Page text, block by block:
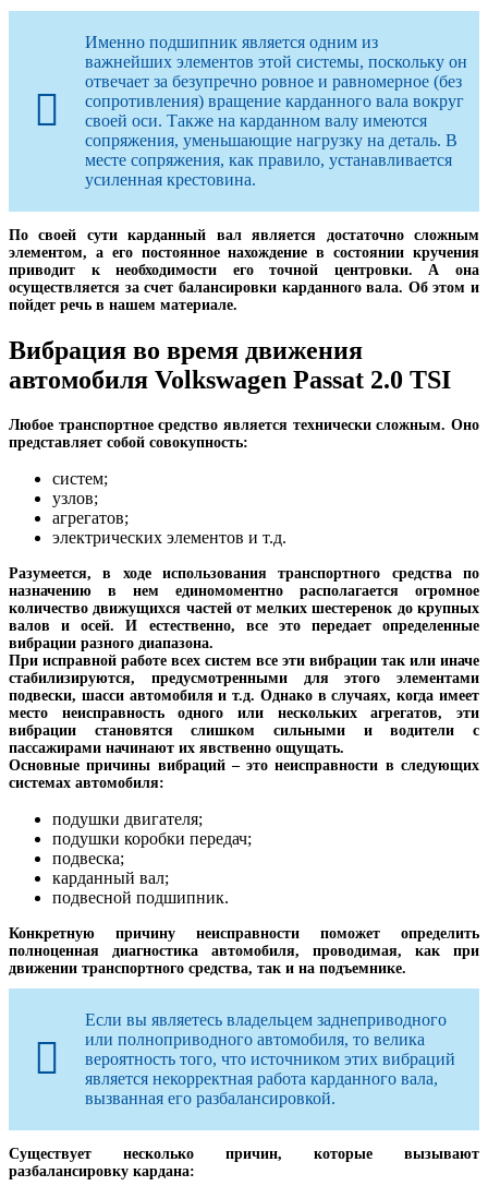
Именно подшипник является одним из
важнейших элементов этой системы, поскольку он
отвечает за безупречно ровное и равномерное (без
сопротивления) вращение карданного вала вокруг
своей оси. Также на карданном валу имеются
сопряжения, уменьшающие нагрузку на деталь. В
месте сопряжения, как правило, устанавливается
усиленная крестовина.
По своей сути карданный вал является достаточно сложным
элементом, а его постоянное нахождение в состоянии кручения
приводит к необходимости его точной центровки. А она
осуществляется за счет балансировки карданного вала. Об этом и
пойдет речь в нашем материале.
Вибрация во время движения
автомобиля Volkswagen Passat 2.0 TSI
Любое транспортное средство является технически сложным. Оно
представляет собой совокупность:
систем;
узлов;
агрегатов;
электрических элементов и т.д.
Разумеется, в ходе использования транспортного средства по
назначению в нем единомоментно располагается огромное
количество движущихся частей от мелких шестеренок до крупных
валов и осей. И естественно, все это передает определенные
вибрации разного диапазона.
При исправной работе всех систем все эти вибрации так или иначе
стабилизируются, предусмотренными для этого элементами
подвески, шасси автомобиля и т.д. Однако в случаях, когда имеет
место неисправность одного или нескольких агрегатов, эти
вибрации становятся слишком сильными и водители с
пассажирами начинают их явственно ощущать.
Основные причины вибраций – это неисправности в следующих
системах автомобиля:
подушки двигателя;
подушки коробки передач;
подвеска;
карданный вал;
подвесной подшипник.
Конкретную причину неисправности поможет определить
полноценная диагностика автомобиля, проводимая, как при
движении транспортного средства, так и на подъемнике.
Если вы являетесь владельцем заднеприводного
или полноприводного автомобиля, то велика
вероятность того, что источником этих вибраций
является некорректная работа карданного вала,
вызванная его разбалансировкой.
Существует несколько причин, которые вызывают
разбалансировку кардана: